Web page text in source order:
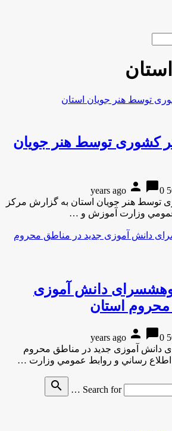
برتر کشوری توسط هنر جویان
56
person chat_bubble0
کشوری توسط هنر جویان استان به گزارش مركز
عمومي وزارت آموزش و …
اندازی 3 پژوهشسرای دانش آموزی
استان
56
person chat_bubble0
پژوهشسرای دانش آموزی جدید در مناطق محروم
رساني و روابط عمومي وزارت …
Search for
search